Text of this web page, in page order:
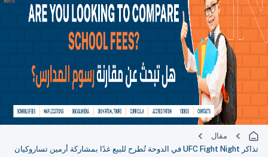
مقال
تذاكر UFC Fight Night في الدوحة تُطرح للبيع غدًا بمشاركة أرمين تساروكيان